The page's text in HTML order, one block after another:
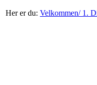
Her er du: Velkommen/ 1.